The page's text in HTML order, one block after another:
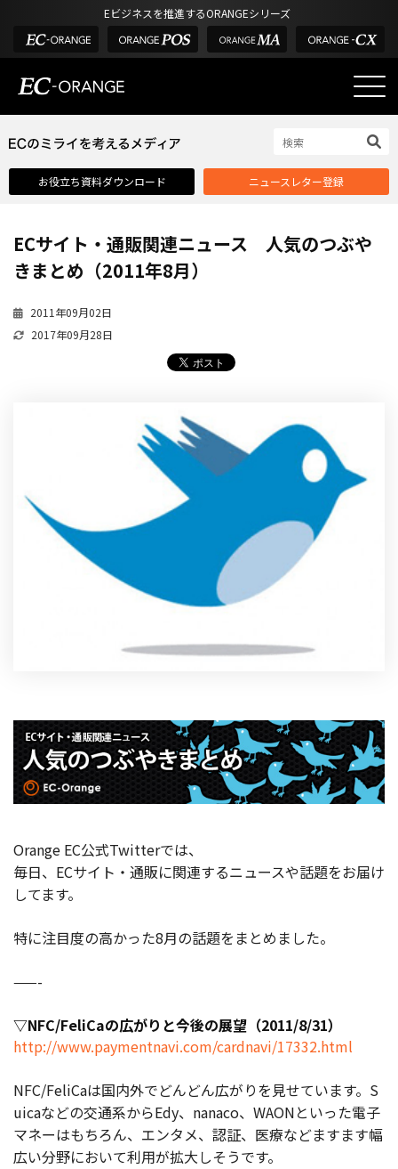
Eビジネスを推進するORANGEシリーズ
選ばれる理由
課題解決例
機能一覧
外部サービス連携
インフラ環境・サポート
通販受注対応
ECと通販の連動を可能に
継続的に結果を出し続けるECサイトへ
補助金活用支援
導入事例
03-6432-0346
お問い合わせ
お役立ち資料ダウンロード ニュースレター登録
ECサイト・通販関連ニュース 人気のつぶや
きまとめ（2011年8月）
2011年09月02日
2017年09月28日
Orange EC公式Twitterでは、
毎日、ECサイト・通販に関連するニュースや話題をお届け
してます。
特に注目度の高かった8月の話題をまとめました。
——-
▽NFC/FeliCaの広がりと今後の展望（2011/8/31）
http://www.paymentnavi.com/cardnavi/17332.html
NFC/FeliCaは国内外でどんどん広がりを見せています。S
uicaなどの交通系からEdy、nanaco、WAONといった電子
マネーはもちろん、エンタメ、認証、医療などますます幅
広い分野において利用が拡大しそうです。